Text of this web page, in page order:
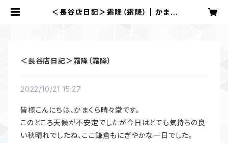
＜長谷店日記＞霜降（霜降） | かまく
＜長谷店日記＞霜降（霜降）
2022/10/21 15:27
皆様こんにちは、かまくら晴々堂です。
このところ天候が不安定でしたが今日はとても気持ちの良
い秋晴れでしたね、ここ鎌倉もにぎやかな一日でした。